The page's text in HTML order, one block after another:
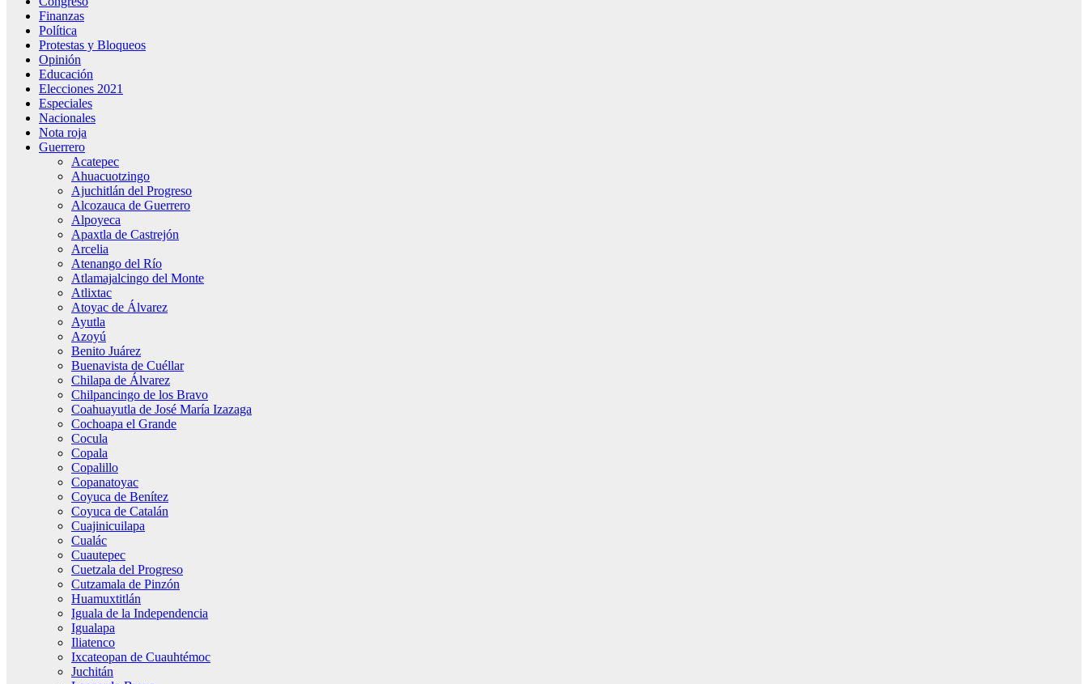
Finanzas
Política
Protestas y Bloqueos
Opinión
Educación
Elecciones 2021
Especiales
Nacionales
Nota roja
Guerrero
Acatepec
Ahuacuotzingo
Ajuchitlán del Progreso
Alcozauca de Guerrero
Alpoyeca
Apaxtla de Castrejón
Arcelia
Atenango del Río
Atlamajalcingo del Monte
Atlixtac
Atoyac de Álvarez
Ayutla
Azoyú
Benito Juárez
Buenavista de Cuéllar
Chilapa de Álvarez
Chilpancingo de los Bravo
Coahuayutla de José María Izazaga
Cochoapa el Grande
Cocula
Copala
Copalillo
Copanatoyac
Coyuca de Benítez
Coyuca de Catalán
Cuajinicuilapa
Cualác
Cuautepec
Cuetzala del Progreso
Cutzamala de Pinzón
Huamuxtitlán
Iguala de la Independencia
Igualapa
Iliatenco
Ixcateopan de Cuauhtémoc
Juchitán